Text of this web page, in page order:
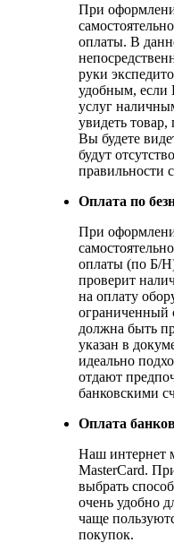
При
оплаты. В
руки
удобным, если
услуг
увидеть товар,
Вы будете
будут
правильности
Оплата по
При
оплаты (по Б/
проверит
на оплату
ограниченный
должна быть
указан в
идеально
отдают
банковскими
Оплата
Наш интернет
MasterCard.
выбрать
очень удобно
чаще
покупок.